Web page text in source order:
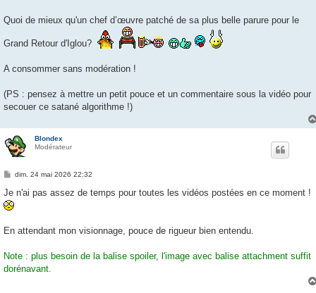
Quoi de mieux qu'un chef d’œuvre patché de sa plus belle parure pour le
Grand Retour d'Iglou?
A consommer sans modération !
(PS : pensez à mettre un petit pouce et un commentaire sous la vidéo pour
secouer ce satané algorithme !)
Blondex
Modérateur
M
s
s
a
dim. 24 mai 2026 22:32
Je n'ai pas assez de temps pour toutes les vidéos postées en ce moment !
En attendant mon visionnage, pouce de rigueur bien entendu.
Note : plus besoin de la balise spoiler, l'image avec balise attachment suffit
dorénavant.